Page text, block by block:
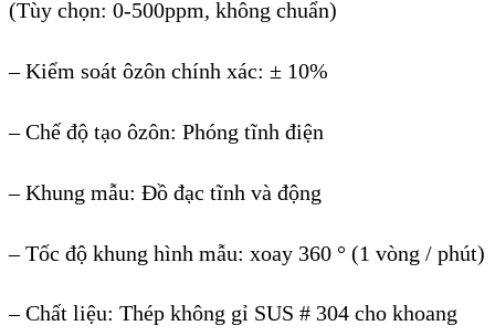
(Tùy chọn: 0-500ppm, không chuẩn)
–Kiểm soát ôzôn chính xác: ± 10%
– Chế độ tạo ôzôn: Phóng tĩnh điện
–Khung mẫu: Đồ đạc tĩnh và động
–Tốc độ khung hình mẫu: xoay 360 ° (1 vòng / phút)
– Chất liệu: Thép không gỉ SUS # 304 cho khoang